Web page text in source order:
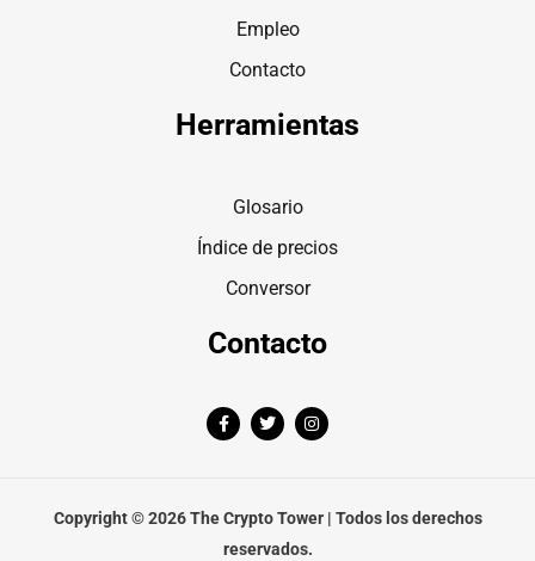
Empleo
Contacto
Herramientas
Glosario
Índice de precios
Conversor
Contacto
F
a
o
-
T
w
r
I
n
r
m
Copyright © 2026 The Crypto Tower | Todos los derechos
reservados.